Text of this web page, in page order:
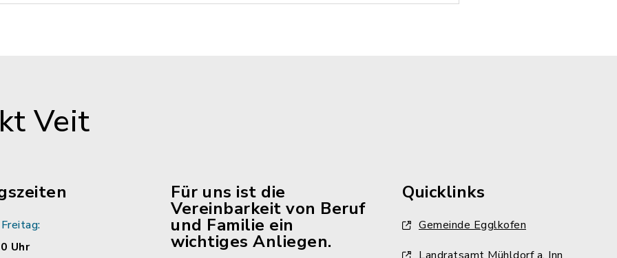
Veit
Uhr
Für uns ist die
Vereinbarkeit von Beruf
und Familie ein
wichtiges Anliegen.
Quicklinks
Gemeinde Egglkofen